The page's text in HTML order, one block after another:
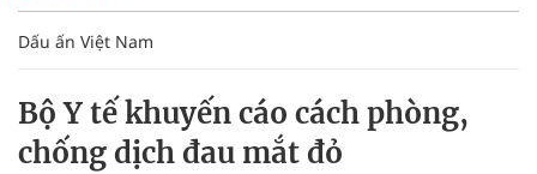
Dấu ấn Việt Nam
Bộ Y tế khuyến cáo cách phòng,
chống dịch đau mắt đỏ